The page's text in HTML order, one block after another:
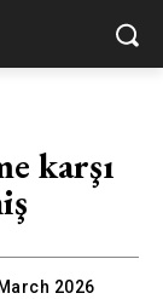
karşı
2026